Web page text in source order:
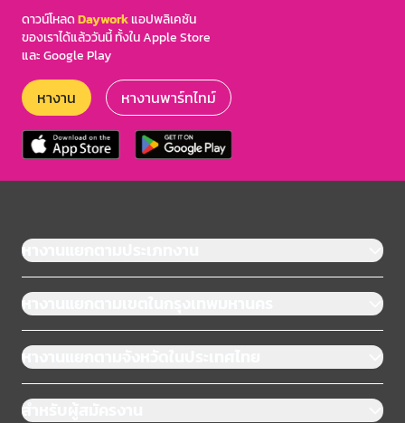
ดาวน์โหลดDayworkแอปพลิเคชัน
ของเราได้แล้ววันนี้ ทั้งใน Apple Store
และ Google Play
หางาน หางานพาร์ทไทม์
หางานแยกตามประเภทงาน
หางานแยกตามเขตในกรุงเทพมหานคร
หางานแยกตามจังหวัดในประเทศไทย
สำหรับผู้สมัครงาน